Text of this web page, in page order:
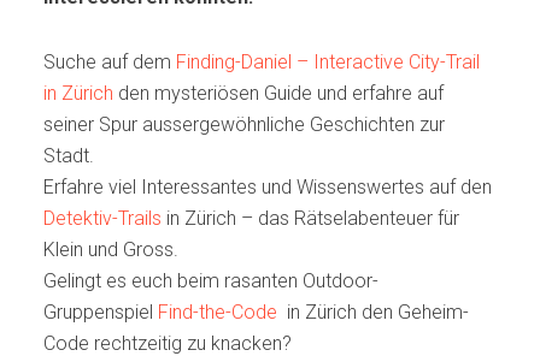
Suche auf dem Finding-Daniel – Interactive City-Trail
in Zürich den mysteriösen Guide und erfahre auf
seiner Spur aussergewöhnliche Geschichten zur
Stadt.
Erfahre viel Interessantes und Wissenswertes auf den
Detektiv-Trails in Zürich – das Rätselabenteuer für
Klein und Gross.
Gelingt es euch beim rasanten Outdoor-
Gruppenspiel Find-the-Code in Zürich den Geheim-
Code rechtzeitig zu knacken?